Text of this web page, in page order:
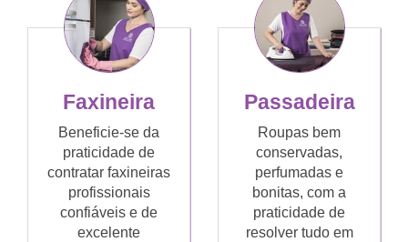
Faxineira
Beneficie-se da
praticidade de
contratar faxineiras
profissionais
confiáveis e de
excelente
Passadeira
Roupas bem
conservadas,
perfumadas e
bonitas, com a
praticidade de
resolver tudo em